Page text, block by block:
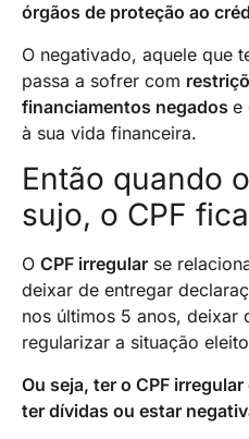
órgãos de proteção ao
O negativado, aquele que
passa a sofrer com
financiamentos negados e
à sua vida financeira.
Então quando
sujo, o CPF
O CPF irregular se
deixar de entregar
nos últimos 5 anos, deixar
regularizar a situação
Ou seja, ter o CPF
ter dívidas ou estar